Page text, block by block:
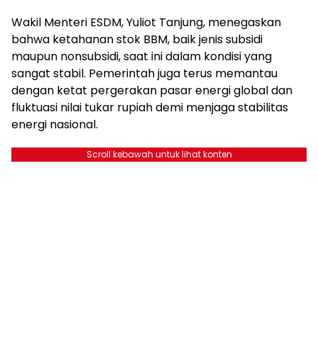
Wakil Menteri ESDM, Yuliot Tanjung, menegaskan
bahwa ketahanan stok BBM, baik jenis subsidi
maupun nonsubsidi, saat ini dalam kondisi yang
sangat stabil. Pemerintah juga terus memantau
dengan ketat pergerakan pasar energi global dan
fluktuasi nilai tukar rupiah demi menjaga stabilitas
energi nasional.
Scroll kebawah untuk lihat konten